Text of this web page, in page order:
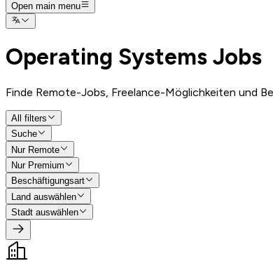
Open main menu
Operating Systems Jobs
Finde Remote-Jobs, Freelance-Möglichkeiten und
All filters
Suche
Nur Remote
Nur Premium
Beschäftigungsart
Land auswählen
Stadt auswählen